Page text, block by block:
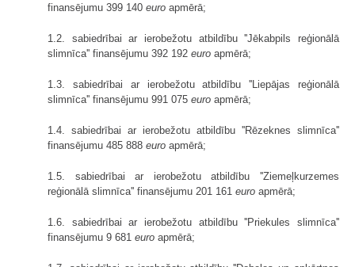
finansējumu 399 140 euro apmērā;
1.2. sabiedrībai ar ierobežotu atbildību ''Jēkabpils reģionālā
slimnīca'' finansējumu 392 192 euro apmērā;
1.3. sabiedrībai ar ierobežotu atbildību ''Liepājas reģionālā
slimnīca'' finansējumu 991 075 euro apmērā;
1.4. sabiedrībai ar ierobežotu atbildību ''Rēzeknes slimnīca''
finansējumu 485 888 euro apmērā;
1.5. sabiedrībai ar ierobežotu atbildību ''Ziemeļkurzemes
reģionālā slimnīca'' finansējumu 201 161 euro apmērā;
1.6. sabiedrībai ar ierobežotu atbildību ''Priekules slimnīca''
finansējumu 9 681 euro apmērā;